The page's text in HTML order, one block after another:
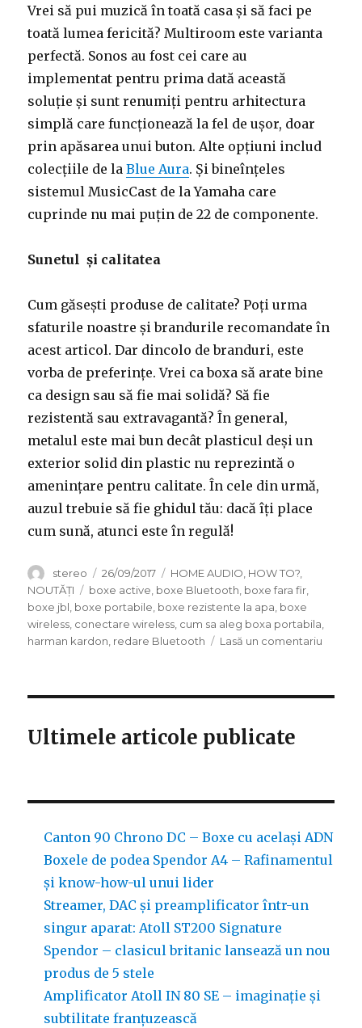
Vrei să pui muzică în toată casa și să faci pe
toată lumea fericită? Multiroom este varianta
perfectă. Sonos au fost cei care au
implementat pentru prima dată această
soluție și sunt renumiți pentru arhitectura
simplă care funcționează la fel de ușor, doar
prin apăsarea unui buton. Alte opțiuni includ
colecțiile de laBlue Aura. Și bineînțeles
sistemul MusicCast de la Yamaha care
cuprinde nu mai puțin de 22 de componente.
Sunetul și calitatea
Cum găsești produse de calitate? Poți urma
sfaturile noastre și brandurile recomandate în
acest articol. Dar dincolo de branduri, este
vorba de preferințe. Vrei ca boxa să arate bine
ca design sau să fie mai solidă? Să fie
rezistentă sau extravagantă? În general,
metalul este mai bun decât plasticul deși un
exterior solid din plastic nu reprezintă o
amenințare pentru calitate. În cele din urmă,
auzul trebuie să fie ghidul tău: dacă îți place
cum sună, atunci este în regulă!
Autor
stereo
Publicat
pe
26/09/2017 Categorii
HOME AUDIO HOW TO?
NOUTĂȚI
Etichete
boxe active boxe Bluetooth boxe fara fir
boxe jbl boxe portabile boxe rezistente la apa boxe
wireless conectare wireless cum sa aleg boxa portabila
harman kardon redare Bluetooth Lasă un comentariu
Ultimele articole publicate
Canton 90 Chrono DC – Boxe cu același ADN
Boxele de podea Spendor A4 – Rafinamentul
și know-how-ul unui lider
Streamer, DAC și preamplificator într-un
singur aparat: Atoll ST200 Signature
Spendor – clasicul britanic lansează un nou
produs de 5 stele
Amplificator Atoll IN 80 SE – imaginație și
subtilitate franțuzească